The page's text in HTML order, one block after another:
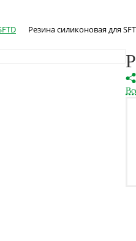
Резина силиконовая для